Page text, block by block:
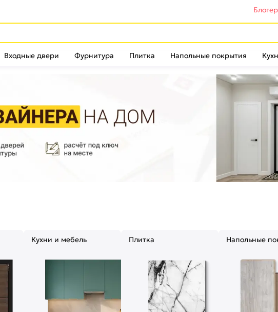
Входные двери Фурнитура Плитка Напольные покрытия
Кухни и мебель Плитка Напольные